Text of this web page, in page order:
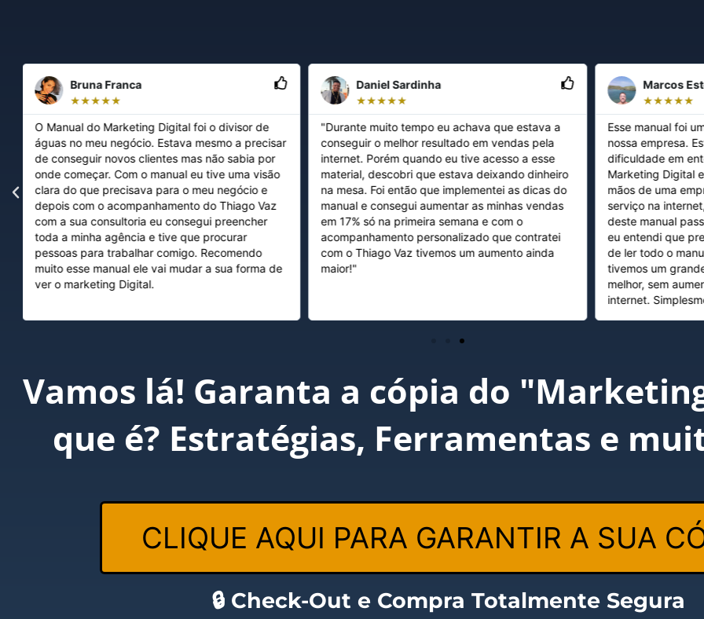
Bruna Franca
★★★★★
O Manual do Marketing Digital foi o divisor de
águas no meu negócio. Estava mesmo a precisar
de conseguir novos clientes mas não sabia por
onde começar. Com o manual eu tive uma visão
clara do que precisava para o meu negócio e
depois com o acompanhamento do Thiago Vaz
com a sua consultoria eu consegui preencher
toda a minha agência e tive que procurar
pessoas para trabalhar comigo. Recomendo
muito esse manual ele vai mudar a sua forma de
ver o marketing Digital.
Daniel Sardinha
★★★★★
"Durante muito tempo eu achava que estava a
conseguir o melhor resultado em vendas pela
internet. Porém quando eu tive acesso a esse
material, descobri que estava deixando dinheiro
na mesa. Foi então que implementei as dicas do
manual e consegui aumentar as minhas vendas
em 17% só na primeira semana e com o
acompanhamento personalizado que contratei
com o Thiago Vaz tivemos um aumento ainda
maior!"
Marcos
★★★★★
Esse manual foi
nossa empresa.
dificuldade em
Marketing Digital
mãos de uma
serviço na
deste manual
eu entendi que
de ler todo o
tivemos um
melhor, sem
internet.
Vamos lá! Garanta a cópia do
que é? Estratégias, Ferramentas e
CLIQUE AQUI PARA GARANTIR A SUA
🔒 Check-Out e Compra Totalmente Segura